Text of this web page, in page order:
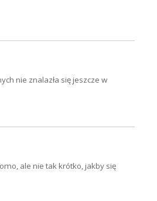
nie znalazła się jeszcze w
ale nie tak krótko, jakby się